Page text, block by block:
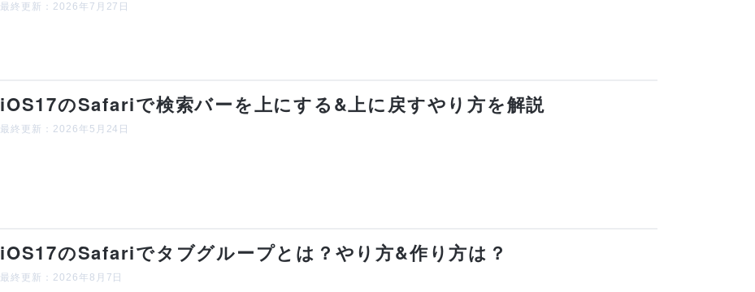
最終更新：2026年7月27日
iOS17のSafariで検索バーを上にする&上に戻すやり方を解説
最終更新：2026年5月24日
iOS17のSafariでタブグループとは？やり方&作り方は？
最終更新：2026年8月7日